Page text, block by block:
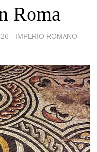
Roma
- IMPERIO ROMANO